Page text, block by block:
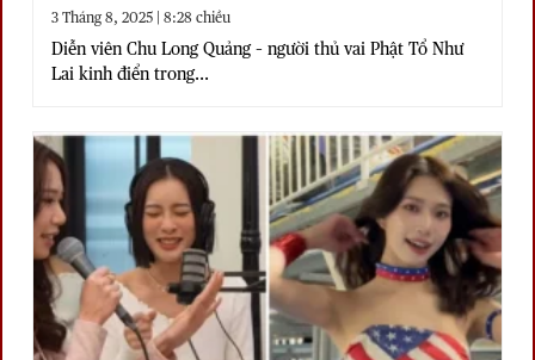
3 Tháng 8, 2025 | 8:28 chiều
Diễn viên Chu Long Quảng – người thủ vai Phật Tổ Như
Lai kinh điển trong...